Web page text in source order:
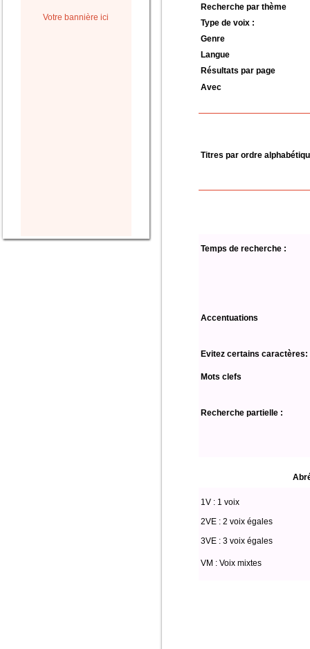
Votre bannière ici
Recherche par thème
Type de voix :
Genre
Langue
Résultats par page
Avec
Titres par ordre
Temps de recherche :
Accentuations
Evitez certains caractères:
Mots clefs
Recherche partielle :
1V : 1 voix
2VE : 2 voix égales
3VE : 3 voix égales
VM : Voix mixtes